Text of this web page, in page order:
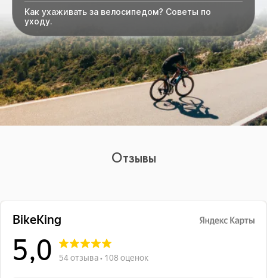
Как ухаживать за велосипедом? Советы по
уходу.
Отзывы